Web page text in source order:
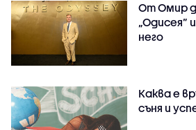
От Омир
„Одисея”
него
Каква е
съня и